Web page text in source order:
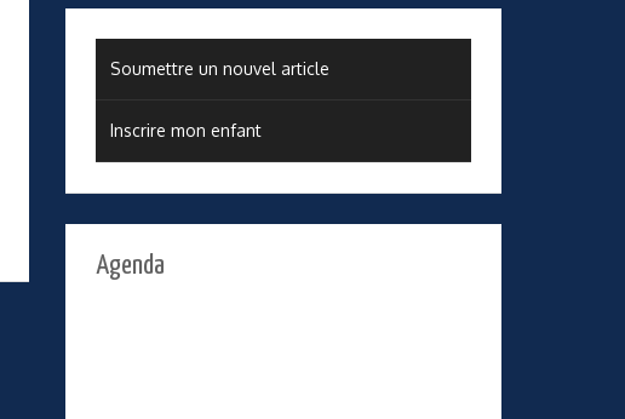
Soumettre un nouvel article
Inscrire mon enfant
Agenda